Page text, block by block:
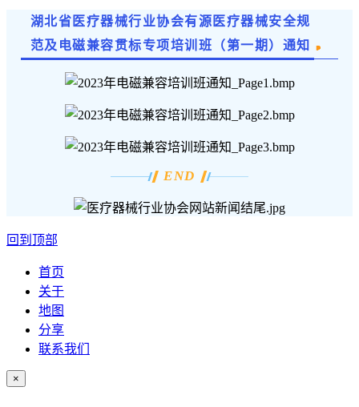
湖北省医疗器械行业协会有源医疗器械安全规
范及电磁兼容贯标专项培训班（第一期）通知
END
回到顶部
首页
关于
地图
分享
联系我们
×